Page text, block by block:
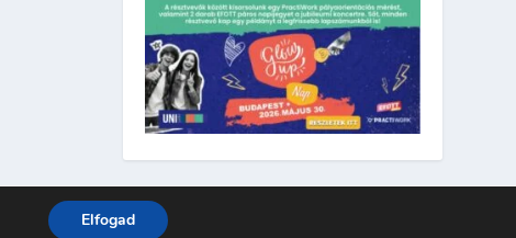
Elfogad